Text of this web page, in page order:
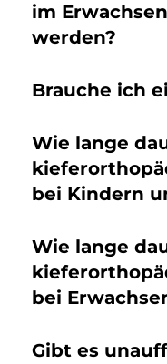
im
werden?
Brauche ich
Wie lange
bei Kindern
Wie lange
bei
Gibt es